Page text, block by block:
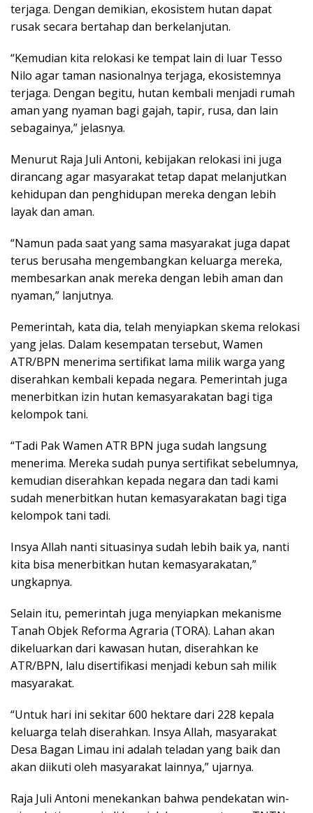
terjaga. Dengan demikian, ekosistem hutan dapat
rusak secara bertahap dan berkelanjutan.
“Kemudian kita relokasi ke tempat lain di luar Tesso
Nilo agar taman nasionalnya terjaga, ekosistemnya
terjaga. Dengan begitu, hutan kembali menjadi rumah
aman yang nyaman bagi gajah, tapir, rusa, dan lain
sebagainya,” jelasnya.
Menurut Raja Juli Antoni, kebijakan relokasi ini juga
dirancang agar masyarakat tetap dapat melanjutkan
kehidupan dan penghidupan mereka dengan lebih
layak dan aman.
“Namun pada saat yang sama masyarakat juga dapat
terus berusaha mengembangkan keluarga mereka,
membesarkan anak mereka dengan lebih aman dan
nyaman,” lanjutnya.
Pemerintah, kata dia, telah menyiapkan skema relokasi
yang jelas. Dalam kesempatan tersebut, Wamen
ATR/BPN menerima sertifikat lama milik warga yang
diserahkan kembali kepada negara. Pemerintah juga
menerbitkan izin hutan kemasyarakatan bagi tiga
kelompok tani.
“Tadi Pak Wamen ATR BPN juga sudah langsung
menerima. Mereka sudah punya sertifikat sebelumnya,
kemudian diserahkan kepada negara dan tadi kami
sudah menerbitkan hutan kemasyarakatan bagi tiga
kelompok tani tadi.
Insya Allah nanti situasinya sudah lebih baik ya, nanti
kita bisa menerbitkan hutan kemasyarakatan,”
ungkapnya.
Selain itu, pemerintah juga menyiapkan mekanisme
Tanah Objek Reforma Agraria (TORA). Lahan akan
dikeluarkan dari kawasan hutan, diserahkan ke
ATR/BPN, lalu disertifikasi menjadi kebun sah milik
masyarakat.
“Untuk hari ini sekitar 600 hektare dari 228 kepala
keluarga telah diserahkan. Insya Allah, masyarakat
Desa Bagan Limau ini adalah teladan yang baik dan
akan diikuti oleh masyarakat lainnya,” ujarnya.
Raja Juli Antoni menekankan bahwa pendekatan win-